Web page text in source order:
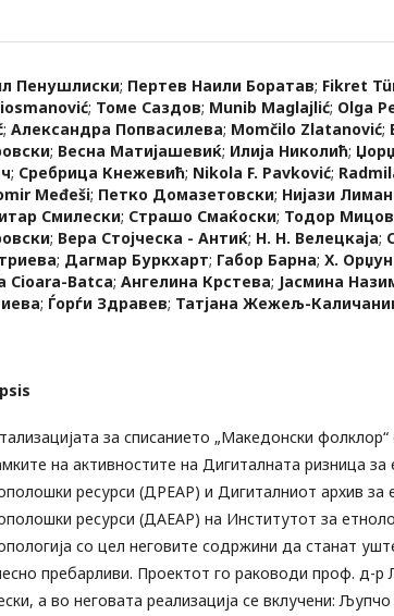
Пенушлиски; Пертев Наили Боратав; Fikret
; Томе Саздов; Munib Maglajlić; Olga
; Александра Попвасилева; Momčilo Zlatanović;
; Весна Матијашевиќ; Илија Николић;
; Сребрица Кнежевић; Nikola F. Pavković;
Međeši; Петко Домазетовски; Нијази
Смилески; Страшо Смаќоски; Тодор Мицов
; Вера Стојческа - Антиќ; Н. Н. Велецкаја;
; Дагмар Буркхарт; Габор Барна; Х.
Cioara-Batca; Ангелина Крстева; Јасмина
; Ѓорѓи Здравев; Татјана Жежељ-
за списанието „Македонски фолклор“
на активностите на Дигиталната ризница
ресурси (ДРЕАР) и Дигиталниот архив за
ресурси (ДАЕАР) на Институтот за
со цел неговите содржини да станат
пребарливи. Проектот го раководи проф. д-р
а во неговата реализација се вклучени: